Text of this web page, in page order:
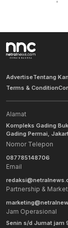
AdvertiseTentang
Terms & Condition
Alamat
Kompleks Gading
Gading Permai,
Nomor Telepon
087785148706
Email
Partnership &
Jam Operasional
Senin s/d Jumat jam